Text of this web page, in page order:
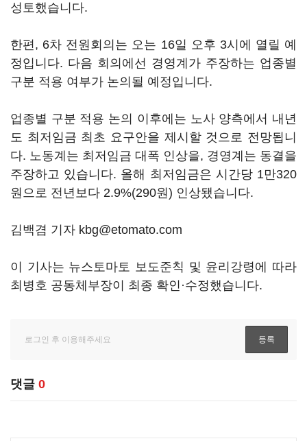
성토했습니다.
한편, 6차 전원회의는 오는 16일 오후 3시에 열릴 예
정입니다. 다음 회의에선 경영계가 주장하는 업종별
구분 적용 여부가 논의될 예정입니다.
업종별 구분 적용 논의 이후에는 노사 양측에서 내년
도 최저임금 최초 요구안을 제시할 것으로 전망됩니
다. 노동계는 최저임금 대폭 인상을, 경영계는 동결을
주장하고 있습니다. 올해 최저임금은 시간당 1만320
원으로 전년보다 2.9%(290원) 인상됐습니다.
김백겸 기자 kbg@etomato.com
이 기사는 뉴스토마토 보도준칙 및 윤리강령에 따라
최병호 공동체부장이 최종 확인·수정했습니다.
댓글 0